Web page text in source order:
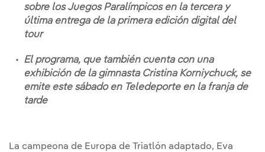
sobre los Juegos Paralímpicos en la tercera y
última entrega de la primera edición digital del
tour
El programa, que también cuenta con una
exhibición de la gimnasta Cristina Korniychuck, se
emite este sábado en Teledeporte en la franja de
tarde
La campeona de Europa de Triatlón adaptado, Eva